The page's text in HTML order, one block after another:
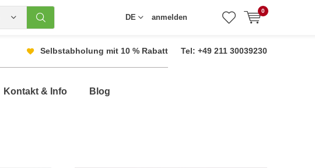
DE anmelden
0
Selbstabholung mit 10 % Rabatt Tel: +49 211 30039230
Kontakt & Info Blog